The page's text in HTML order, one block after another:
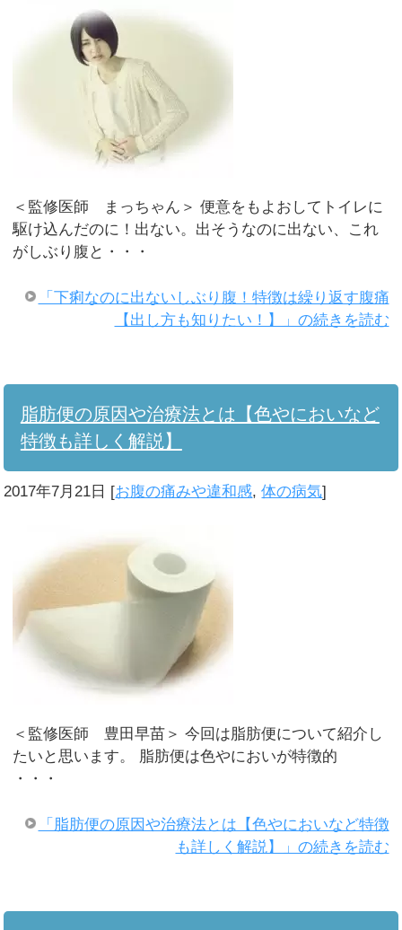
＜監修医師 まっちゃん＞ 便意をもよおしてトイレに
駆け込んだのに！出ない。出そうなのに出ない、これ
がしぶり腹と・・・
「下痢なのに出ないしぶり腹！特徴は繰り返す腹痛
【出し方も知りたい！】」の続きを読む
脂肪便の原因や治療法とは【色やにおいなど
特徴も詳しく解説】
2017年7月21日 [お腹の痛みや違和感,体の病気]
＜監修医師 豊田早苗＞ 今回は脂肪便について紹介し
たいと思います。 脂肪便は色やにおいが特徴的
・・・
「脂肪便の原因や治療法とは【色やにおいなど特徴
も詳しく解説】」の続きを読む